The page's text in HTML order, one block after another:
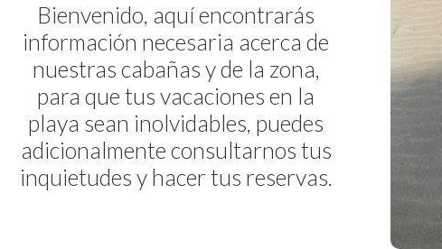
Bienvenido, aquí encontrarás
información necesaria acerca de
nuestras cabañas y de la zona,
para que tus vacaciones en la
playa sean inolvidables, puedes
adicionalmente consultarnos tus
inquietudes y hacer tus reservas.